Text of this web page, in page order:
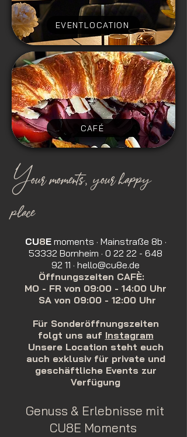
EVENTLOCATION
CAFÉ
Your moments, your happy
place
CU8Emoments · Mainstraße 8b ·
53332 Bornheim · 0 22 22 - 648
92 11 · hello@cu8e.de
Öffnungszeiten CAFÈ:
MO - FR von 09:00 - 14:00 Uhr
SA von 09:00 - 12:00 Uhr
Für Sonderöffnungszeiten
folgt uns auf Instagram
Unsere Location steht euch
auch exklusiv für private und
geschäftliche Events zur
Verfügung
Genuss & Erlebnisse mit
CU8E Moments